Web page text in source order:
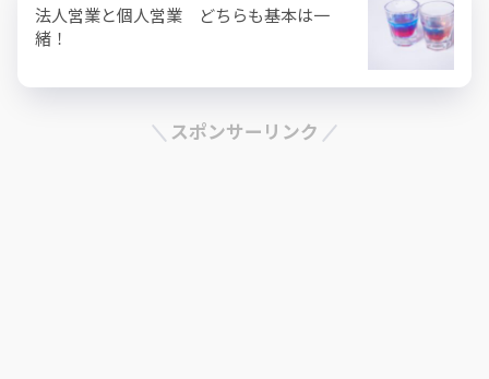
法人営業と個人営業 どちらも基本は一
緒！
スポンサーリンク